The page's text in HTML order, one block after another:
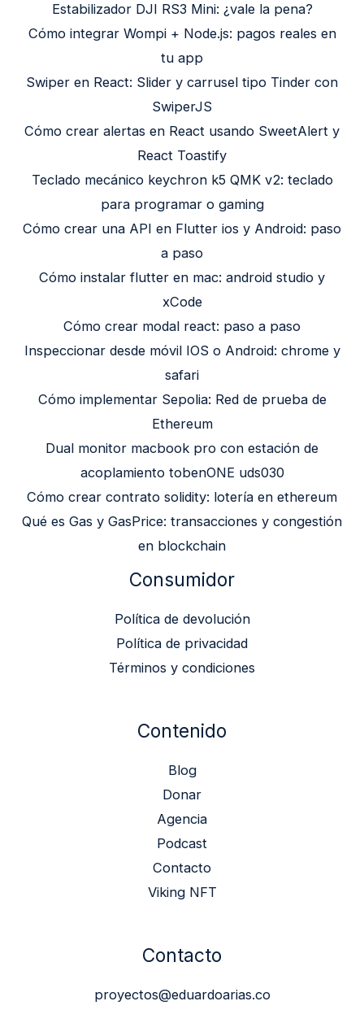
Estabilizador DJI RS3 Mini: ¿vale la pena?
Cómo integrar Wompi + Node.js: pagos reales en
tu app
Swiper en React: Slider y carrusel tipo Tinder con
SwiperJS
Cómo crear alertas en React usando SweetAlert y
React Toastify
Teclado mecánico keychron k5 QMK v2: teclado
para programar o gaming
Cómo crear una API en Flutter ios y Android: paso
a paso
Cómo instalar flutter en mac: android studio y
xCode
Cómo crear modal react: paso a paso
Inspeccionar desde móvil IOS o Android: chrome y
safari
Cómo implementar Sepolia: Red de prueba de
Ethereum
Dual monitor macbook pro con estación de
acoplamiento tobenONE uds030
Cómo crear contrato solidity: lotería en ethereum
Qué es Gas y GasPrice: transacciones y congestión
en blockchain
Consumidor
Política de devolución
Política de privacidad
Términos y condiciones
Contenido
Blog
Donar
Agencia
Podcast
Contacto
Viking NFT
Contacto
proyectos@eduardoarias.co